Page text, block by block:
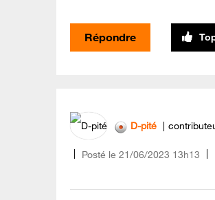
Répondre
D-pité
Posté le ‎21/06/2023 13h13